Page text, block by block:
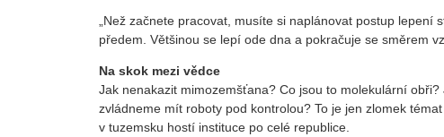
„Než začnete pracovat, musíte si naplánovat postup
předem. Většinou se lepí ode dna a pokračuje se směrem
Na skok mezi vědce
Jak nenakazit mimozemšťana? Co jsou to molekulární
zvládneme mít roboty pod kontrolou? To je jen zlomek
v tuzemsku hostí instituce po celé republice.